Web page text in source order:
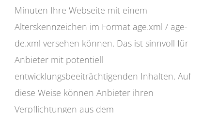
Minuten Ihre Webseite mit einem
Alterskennzeichen im Format age.xml / age-
de.xml versehen können. Das ist sinnvoll für
Anbieter mit potentiell
entwicklungsbeeiträchtigenden Inhalten. Auf
diese Weise können Anbieter ihren
Verpflichtungen aus dem